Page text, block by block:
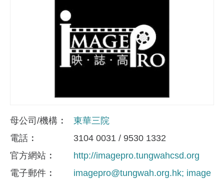
母公司/機構
東華三院
電話
3104 0031 / 9530 1332
官方網站
http://imagepro.tungwahcsd.org
電子郵件
imagepro@tungwah.org.hk; image